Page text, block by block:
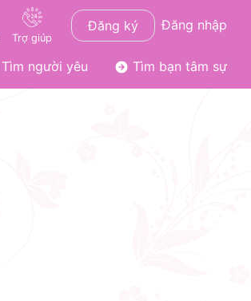
Trợ giúp
Đăng ký Đăng nhập
Tìm người yêu Tìm bạn tâm sự